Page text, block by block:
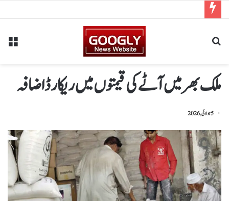
ملک بھر میں آٹے کی قیمتوں میں ریکارڈ اضافہ
5 جولائی, 2026